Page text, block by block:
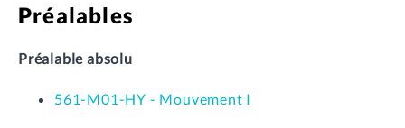
Préalables
Préalable absolu
561-M01-HY - Mouvement I